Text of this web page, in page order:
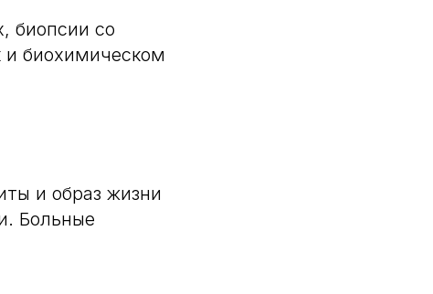
биопсии со
и биохимическом
и образ жизни
Больные